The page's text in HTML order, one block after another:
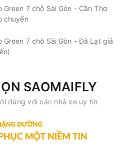
trống:
Nhất
Limousine 9 chỗ
trống:4
Green 7 chỗ Sài Gòn - Cần Thơ
chuyến
Green 7 chỗ Sài Gòn - Đà Lạt giá
SAOMAIFLY
dùng với các nhà xe uy tín